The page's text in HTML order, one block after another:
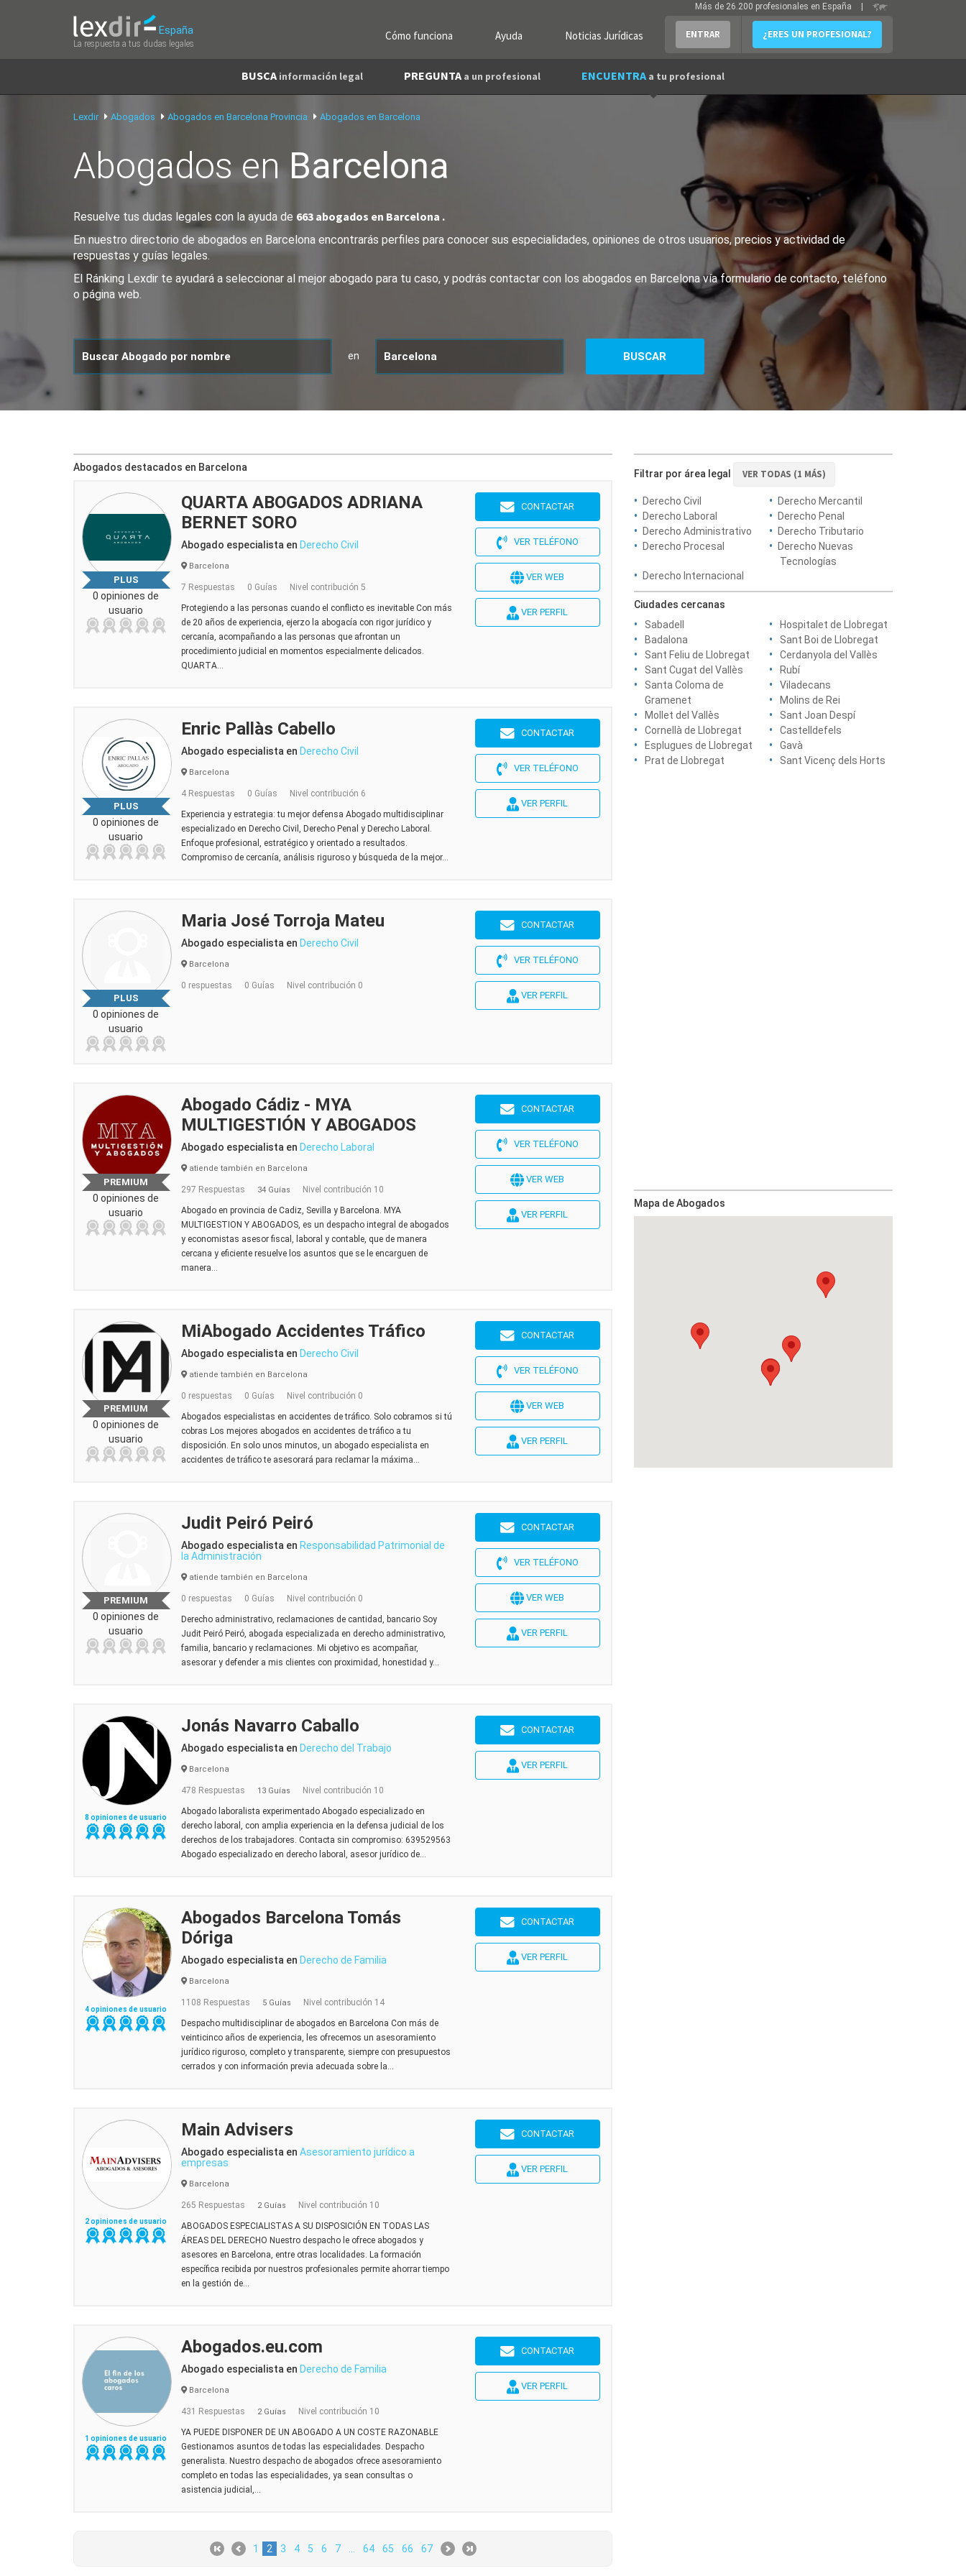
España
La respuesta a tus dudas legales
Cómo funciona Ayuda Noticias Jurídicas ENTRAR ¿ERES UN PROFESIONAL?
Más de 26.200 profesionales en España
BUSCA información legal PREGUNTA a un profesional ENCUENTRA a tu profesional
Lexdir Abogados Abogados en Barcelona Provincia Abogados en Barcelona
Abogados enBarcelona
Resuelve tus dudas legales con la ayuda de 663 abogados en Barcelona .
En nuestro directorio de abogados en Barcelona encontrarás perfiles para conocer sus especialidades, opiniones de otros usuarios, precios y actividad de
respuestas y guías legales.
El Ránking Lexdir te ayudará a seleccionar al mejor abogado para tu caso, y podrás contactar con los abogados en Barcelona vía formulario de contacto, teléfono
o página web.
en
Abogados destacados en Barcelona
PLUS
0 opiniones de
usuario
QUARTA ABOGADOS ADRIANA
BERNET SORO
Abogado especialista en Derecho Civil
Barcelona
7 Respuestas 0 Guías Nivel contribución 5
Protegiendo a las personas cuando el conflicto es inevitable Con más
de 20 años de experiencia, ejerzo la abogacía con rigor jurídico y
cercanía, acompañando a las personas que afrontan un
procedimiento judicial en momentos especialmente delicados.
QUARTA...
CONTACTAR
VER TELÉFONO
VER WEB
VER PERFIL
PLUS
0 opiniones de
usuario
Enric Pallàs Cabello
Abogado especialista en Derecho Civil
Barcelona
4 Respuestas 0 Guías Nivel contribución 6
Experiencia y estrategia: tu mejor defensa Abogado multidisciplinar
especializado en Derecho Civil, Derecho Penal y Derecho Laboral.
Enfoque profesional, estratégico y orientado a resultados.
Compromiso de cercanía, análisis riguroso y búsqueda de la mejor...
CONTACTAR
VER TELÉFONO
VER PERFIL
PLUS
0 opiniones de
usuario
Maria José Torroja Mateu
Abogado especialista en Derecho Civil
Barcelona
0 respuestas 0 Guías Nivel contribución 0
CONTACTAR
VER TELÉFONO
VER PERFIL
PREMIUM
0 opiniones de
usuario
Abogado Cádiz - MYA
MULTIGESTIÓN Y ABOGADOS
Abogado especialista en Derecho Laboral
atiende también en Barcelona
297 Respuestas 34 Guías Nivel contribución 10
Abogado en provincia de Cadiz, Sevilla y Barcelona. MYA
MULTIGESTION Y ABOGADOS, es un despacho integral de abogados
y economistas asesor fiscal, laboral y contable, que de manera
cercana y eficiente resuelve los asuntos que se le encarguen de
manera...
CONTACTAR
VER TELÉFONO
VER WEB
VER PERFIL
PREMIUM
0 opiniones de
usuario
MiAbogado Accidentes Tráfico
Abogado especialista en Derecho Civil
atiende también en Barcelona
0 respuestas 0 Guías Nivel contribución 0
Abogados especialistas en accidentes de tráfico. Solo cobramos si tú
cobras Los mejores abogados en accidentes de tráfico a tu
disposición. En solo unos minutos, un abogado especialista en
accidentes de tráfico te asesorará para reclamar la máxima...
CONTACTAR
VER TELÉFONO
VER WEB
VER PERFIL
PREMIUM
0 opiniones de
usuario
Judit Peiró Peiró
Abogado especialista en Responsabilidad Patrimonial de
la Administración
atiende también en Barcelona
0 respuestas 0 Guías Nivel contribución 0
Derecho administrativo, reclamaciones de cantidad, bancario Soy
Judit Peiró Peiró, abogada especializada en derecho administrativo,
familia, bancario y reclamaciones. Mi objetivo es acompañar,
asesorar y defender a mis clientes con proximidad, honestidad y...
CONTACTAR
VER TELÉFONO
VER WEB
VER PERFIL
8 opiniones de usuario
Jonás Navarro Caballo
Abogado especialista en Derecho del Trabajo
Barcelona
478 Respuestas 13 Guías Nivel contribución 10
Abogado laboralista experimentado Abogado especializado en
derecho laboral, con amplia experiencia en la defensa judicial de los
derechos de los trabajadores. Contacta sin compromiso: 639529563
Abogado especializado en derecho laboral, asesor jurídico de...
CONTACTAR
VER PERFIL
4 opiniones de usuario
Abogados Barcelona Tomás
Dóriga
Abogado especialista en Derecho de Familia
Barcelona
1108 Respuestas 5 Guías Nivel contribución 14
Despacho multidisciplinar de abogados en Barcelona Con más de
veinticinco años de experiencia, les ofrecemos un asesoramiento
jurídico riguroso, completo y transparente, siempre con presupuestos
cerrados y con información previa adecuada sobre la...
CONTACTAR
VER PERFIL
2 opiniones de usuario
Main Advisers
Abogado especialista en Asesoramiento jurídico a
empresas
Barcelona
265 Respuestas 2 Guías Nivel contribución 10
ABOGADOS ESPECIALISTAS A SU DISPOSICIÓN EN TODAS LAS
ÁREAS DEL DERECHO Nuestro despacho le ofrece abogados y
asesores en Barcelona, entre otras localidades. La formación
específica recibida por nuestros profesionales permite ahorrar tiempo
en la gestión de...
CONTACTAR
VER PERFIL
1 opiniones de usuario
Abogados.eu.com
Abogado especialista en Derecho de Familia
Barcelona
431 Respuestas 2 Guías Nivel contribución 10
YA PUEDE DISPONER DE UN ABOGADO A UN COSTE RAZONABLE
Gestionamos asuntos de todas las especialidades. Despacho
generalista. Nuestro despacho de abogados ofrece asesoramiento
completo en todas las especialidades, ya sean consultas o
asistencia judicial,...
CONTACTAR
VER PERFIL
1 2 3 4 5 6 7 64 65 66 67
Filtrar por área legal VER TODAS (1 MÁS)
Derecho Civil
Derecho Mercantil
Derecho Laboral
Derecho Penal
Derecho Administrativo
Derecho Tributario
Derecho Procesal
Derecho Nuevas
Tecnologías
Derecho Internacional
Ciudades cercanas
Sabadell
Hospitalet de Llobregat
Badalona
Sant Boi de Llobregat
Sant Feliu de Llobregat
Cerdanyola del Vallès
Sant Cugat del Vallès
Rubí
Santa Coloma de
Gramenet
Viladecans
Molins de Rei
Mollet del Vallès
Sant Joan Despí
Cornellà de Llobregat
Castelldefels
Esplugues de Llobregat
Gavà
Prat de Llobregat
Sant Vicenç dels Horts
Mapa de Abogados